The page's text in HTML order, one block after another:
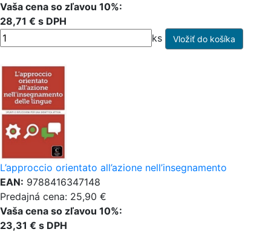
Vaša cena so zľavou 10%:
28,71 € s DPH
ks
L’approccio orientato all’azione nell’insegnamento
EAN: 9788416347148
Predajná cena: 25,90 €
Vaša cena so zľavou 10%:
23,31 € s DPH